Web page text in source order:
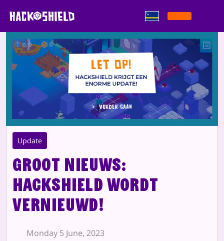
Update
Groot nieuws:
HackShield wordt
vernieuwd!
Monday 5 June, 2023